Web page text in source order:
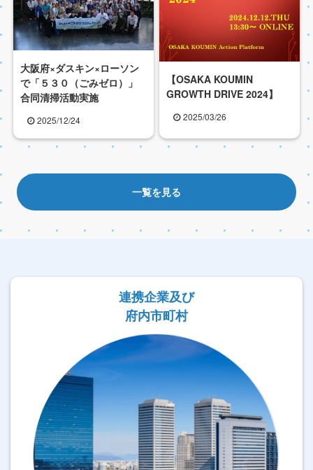
大阪府×ダスキン×ローソン
で「５３０（ごみゼロ）」
合同清掃活動実施
2025/12/24
【OSAKA KOUMIN
GROWTH DRIVE 2024】
2025/03/26
一覧を見る
連携企業及び
府内市町村